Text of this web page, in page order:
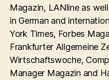
Magazin, LANline as
in German and
York Times, Forbes
Frankfurter Allgemeine
Wirtschaftswoche,
Manager Magazin and